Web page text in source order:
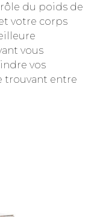
du poids de
votre corps
vous
vos
trouvant entre